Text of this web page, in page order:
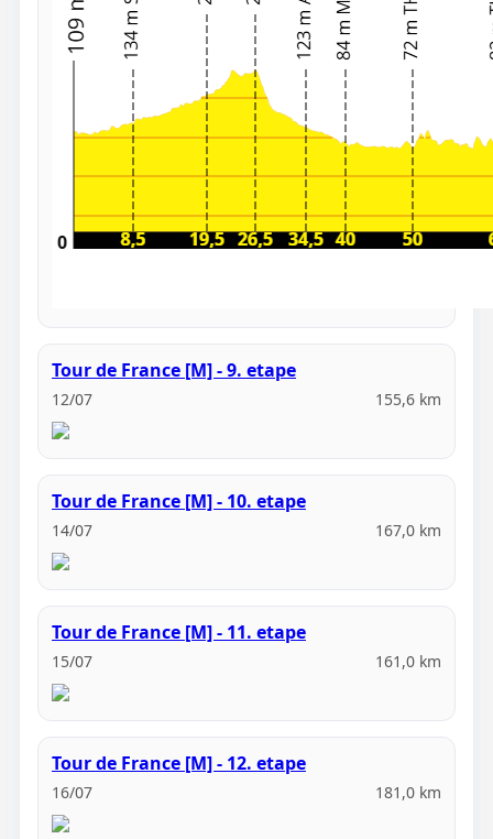
Tour de France [M] - 9. etape
12/07 155,6 km
Tour de France [M] - 10. etape
14/07 167,0 km
Tour de France [M] - 11. etape
15/07 161,0 km
Tour de France [M] - 12. etape
16/07 181,0 km